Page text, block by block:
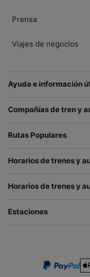
Prensa
Viajes de negocios
Ayuda e información
Compañías de tren y
Rutas Populares
Horarios de trenes y
Horarios de trenes y
Estaciones